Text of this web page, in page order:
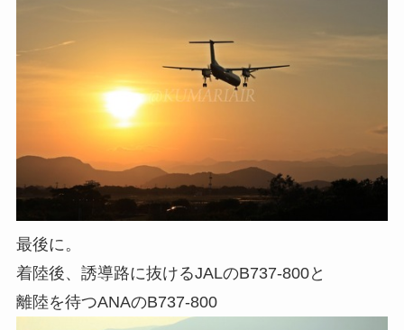
最後に。
着陸後、誘導路に抜けるJALのB737-800と
離陸を待つANAのB737-800